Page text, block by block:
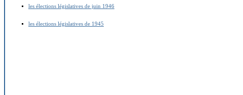
les élections législatives de juin 1946
les élections législatives de 1945